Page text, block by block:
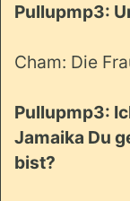
Pullupmp3:
Cham: Die
Pullupmp3:
Jamaika Du
bist?